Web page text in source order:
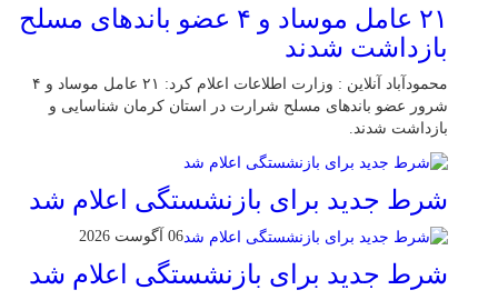
۲۱ عامل موساد و ۴ عضو باند‌های مسلح
بازداشت شدند
محمودآباد آنلاین : وزارت اطلاعات اعلام کرد: ۲۱ عامل موساد و ۴
شرور عضو باند‌های مسلح شرارت در استان کرمان شناسایی و
بازداشت شدند.
شرط جدید برای بازنشستگی اعلام شد
06 آگوست 2026
شرط جدید برای بازنشستگی اعلام شد